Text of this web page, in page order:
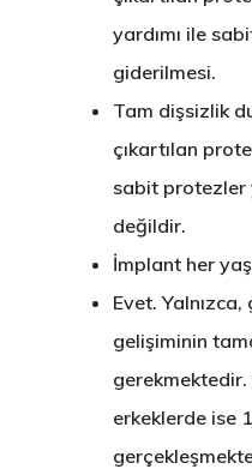
yardımı ile
giderilmesi.
Tam dişsizlik
çıkartılan
sabit protezler
değildir.
İmplant her
Evet.
gelişiminin
erkeklerde ise